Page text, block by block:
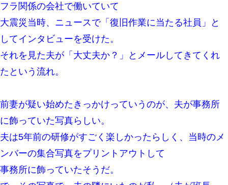
立つし、すぐ見つかるかもしれません』→ 数時間後・・警察『××
さんご存じですか？』
私『貯金貯まったし、やっと家建てられるね！』夫「実家を二世
っ」私『使った貯金はあげるから』→すると…
13歳娘が元嫁のところから逃げてきた。どう扱ったらいいのかわ
からない
宅飲みで女友達の乳を見てしまった・・・
さっき嫁から、「愛しています」ってメールが届いた。俺も「愛
してます」って送ったら
フラ関係の会社で働いていて
大震災当時、ニュースで「復旧作業に当たる社員」と
してインタビューを受けた。
それを見た夫が「大丈夫か？」とメールしてきてくれ
たという流れ。
前妻が疑い始めたきっかけっていうのが、夫が事務所
に飾っていた写真らしい。
夫は5年前の研修がすごく楽しかったらしく、当時のメ
ンバーの集合写真をプリントアウトして
事務所に飾っていたそうだ。